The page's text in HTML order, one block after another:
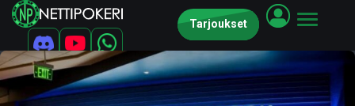
Tarjoukset